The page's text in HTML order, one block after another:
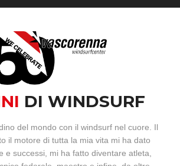
BOOKING
DI WINDSURF
del mondo con il windsurf nel cuore. Il
il motore di tutta la mia vita mi ha dato
e successi, mi ha fatto diventare atleta,